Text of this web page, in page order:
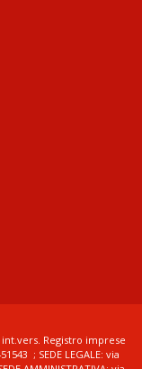
int.vers. Registro imprese
; SEDE LEGALE: via